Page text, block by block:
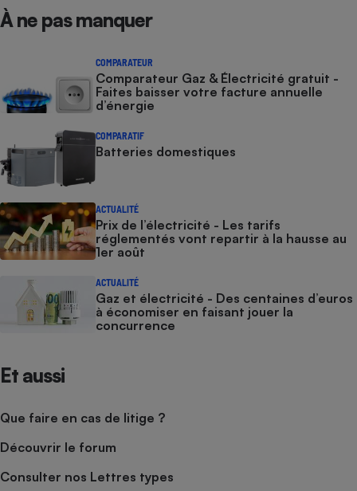
À ne pas manquer
COMPARATEUR
Comparateur Gaz & Électricité gratuit -
Faites baisser votre facture annuelle
d’énergie
COMPARATIF
Batteries domestiques
ACTUALITÉ
Prix de l’électricité - Les tarifs
réglementés vont repartir à la hausse au
1er août
ACTUALITÉ
Gaz et électricité - Des centaines d’euros
à économiser en faisant jouer la
concurrence
Et aussi
Que faire en cas de litige ?
Découvrir le forum
Consulter nos Lettres types